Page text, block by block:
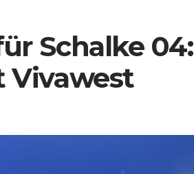
Schalke 04:
Vivawest